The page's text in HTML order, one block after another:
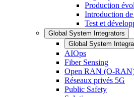
Production
Introduction de
Test et
Global System Integrators
Global System
AIOps
Fiber Sensing
Open RAN (O-
Réseaux privés 5G
Public Safety